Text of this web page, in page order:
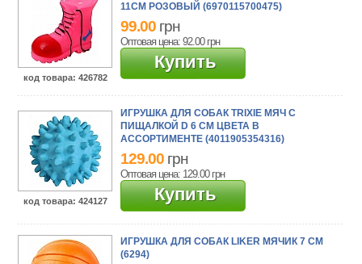
код товара: 426782
11СМ РОЗОВЫЙ (6970115700475)
99.00 грн
Оптовая цена: 92.00 грн
Купить
код товара: 424127
ИГРУШКА ДЛЯ СОБАК TRIXIE МЯЧ С
ПИЩАЛКОЙ D 6 СМ ЦВЕТА В
АССОРТИМЕНТЕ (4011905354316)
129.00 грн
Оптовая цена: 129.00 грн
Купить
ИГРУШКА ДЛЯ СОБАК LIKER МЯЧИК 7 СМ
(6294)